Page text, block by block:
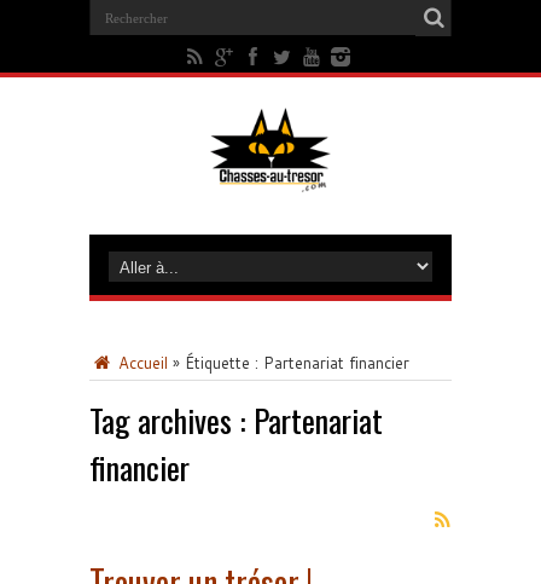
Accueil » Étiquette : Partenariat financier
Tag archives : Partenariat
financier